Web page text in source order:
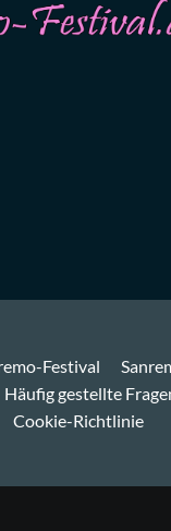
Festival
Häufig gestellte
Cookie-Richtlinie